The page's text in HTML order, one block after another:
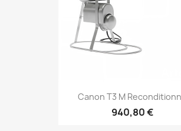
Canon T3 M
940,80 €